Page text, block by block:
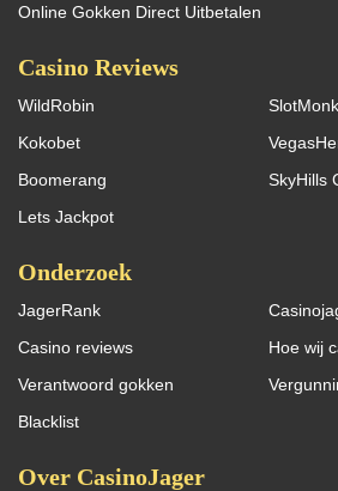
Online Gokken Direct Uitbetalen
Casino Reviews
WildRobin
Kokobet
Boomerang
SkyHills
Lets Jackpot
Onderzoek
JagerRank
Casino reviews
Hoe wij
Verantwoord gokken
Blacklist
Over CasinoJager